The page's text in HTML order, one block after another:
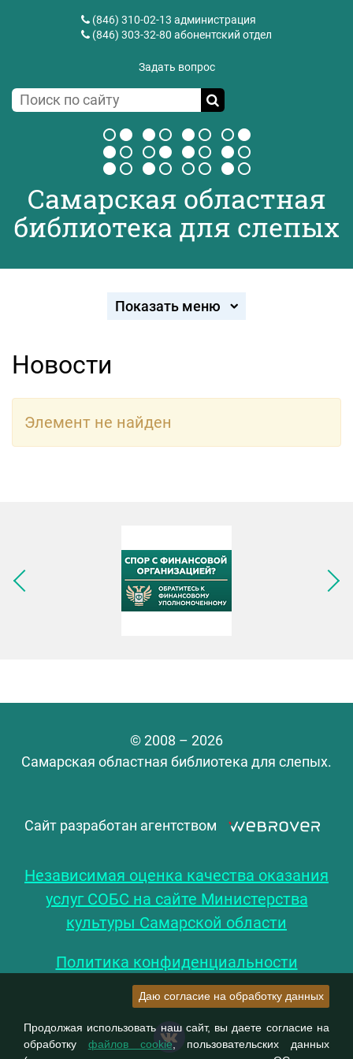
(846) 310-02-13 администрация
(846) 303-32-80 абонентский отдел
Задать вопрос
Самарская областная
библиотека для слепых
Показать меню
Новости
Элемент не найден
Следующее изображение
© 2008 – 2026
Самарская областная библиотека для слепых.
Сайт разработан агентством
Независимая оценка качества оказания
услуг СОБС на сайте Министерства
культуры Самарской области
Политика конфиденциальности
Даю согласие на обработку данных
Продолжая использовать наш сайт, вы даете согласие на
обработку файлов cookie, пользовательских данных